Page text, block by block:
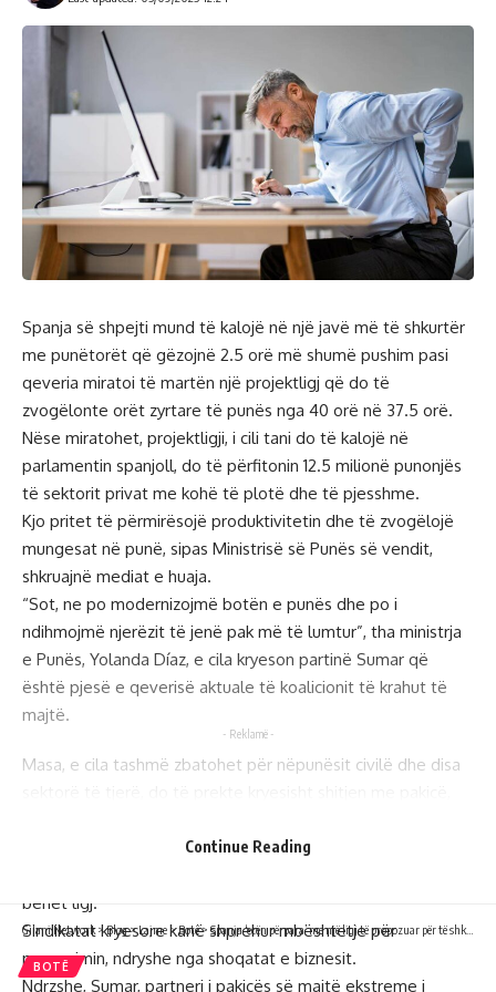
Spanja së shpejti mund të kalojë në një javë më të shkurtër
me punëtorët që gëzojnë 2.5 orë më shumë pushim pasi
qeveria miratoi të martën një projektligj që do të
zvogëlonte orët zyrtare të punës nga 40 orë në 37.5 orë.
Nëse miratohet, projektligji, i cili tani do të kalojë në
parlamentin spanjoll, do të përfitonin 12.5 milionë punonjës
të sektorit privat me kohë të plotë dhe të pjesshme.
Kjo pritet të përmirësojë produktivitetin dhe të zvogëlojë
mungesat në punë, sipas Ministrisë së Punës së vendit,
shkruajnë mediat e huaja.
“Sot, ne po modernizojmë botën e punës dhe po i
ndihmojmë njerëzit të jenë pak më të lumtur”, tha ministrja
e Punës, Yolanda Díaz, e cila kryeson partinë Sumar që
është pjesë e qeverisë aktuale të koalicionit të krahut të
majtë.
- Reklamë -
Masa, e cila tashmë zbatohet për nëpunësit civilë dhe disa
Qeveria e kryeministrit Pedro Sánchez nuk ka një shumicë të
bëhet ligj.
Sindikatat kryesore kanë shprehur mbështetje për
propozimin, ndryshe nga shoqatat e biznesit.
Ndrzshe, Sumar, partneri i pakicës së majtë ekstreme i
Continue Reading
Gilani Network>Blog>Lajme >Botë>Spanja ‘ecën përpara’ me një ligj të propozuar për të shkurtuar orët zyrtare të punës
BOTË